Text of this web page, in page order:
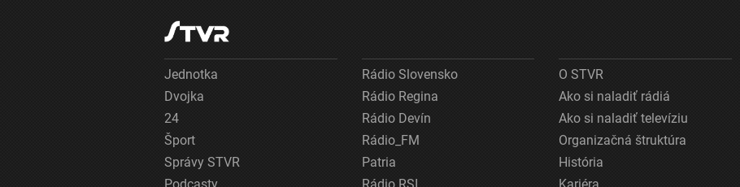
Jednotka
Dvojka
24
Šport
Správy STVR
Rádio Slovensko
Rádio Regina
Rádio Devín
Rádio_FM
Patria
O STVR
Ako si naladiť rádiá
Ako si naladiť televíziu
Organizačná štruktúra
História